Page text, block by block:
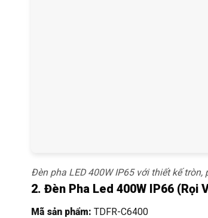
Đèn pha LED 400W IP65 với thiết kế
2. Đèn Pha Led 400W IP66 (Rọi
Mã sản phẩm: TDFR-C6400